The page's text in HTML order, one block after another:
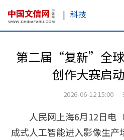
| 科技
第二届“复新”全
创作大赛启
2026-06-12 15:00
人民网上海6月12日电
成式人工智能进入影像生产